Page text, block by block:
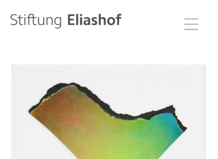
Aktuelles
Eliashof
Sammlung zur Weltkunst
Stiftung Eliashof